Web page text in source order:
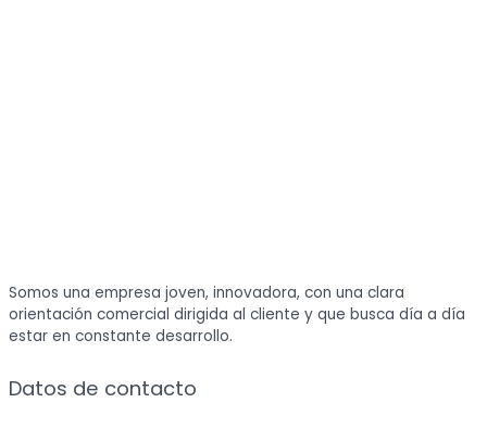
Somos una empresa joven, innovadora, con una clara
orientación comercial dirigida al cliente y que busca día a día
estar en constante desarrollo.
Datos de contacto